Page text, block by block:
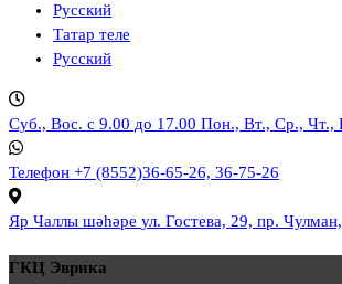
Русский
Татар теле
Русский
Суб., Вос. с 9.00 до 17.00 Пон., Вт., Ср., Чт.,
Телефон +7 (8552)36-65-26, 36-75-26
Яр Чаллы шәһәре ул. Гостева, 29, пр.
ГКЦ Эврика